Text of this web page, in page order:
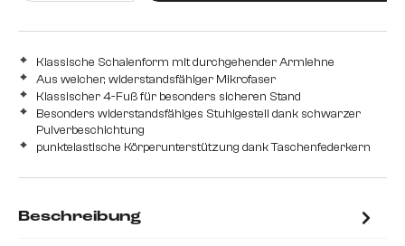
Klassische Schalenform mit durchgehender Armlehne
Aus weicher, widerstandsfähiger Mikrofaser
Klassischer 4-Fuß für besonders sicheren Stand
Besonders widerstandsfähiges Stuhlgestell dank schwarzer
Pulverbeschichtung
punktelastische Körperunterstützung dank Taschenfederkern
Beschreibung